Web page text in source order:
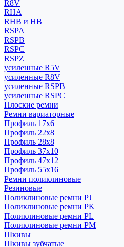
R8V
RHA
RHB и HB
RSPA
RSPB
RSPC
RSPZ
усиленные R5V
усиленные R8V
усиленные RSPB
усиленные RSPC
Плоские ремни
Ремни вариаторные
Профиль 17x6
Профиль 22x8
Профиль 28x8
Профиль 37x10
Профиль 47x12
Профиль 55x16
Ремни поликлиновые
Резиновые
Поликлиновые ремни PJ
Поликлиновые ремни PK
Поликлиновые ремни PL
Поликлиновые ремни PM
Шкивы
Шкивы зубчатые